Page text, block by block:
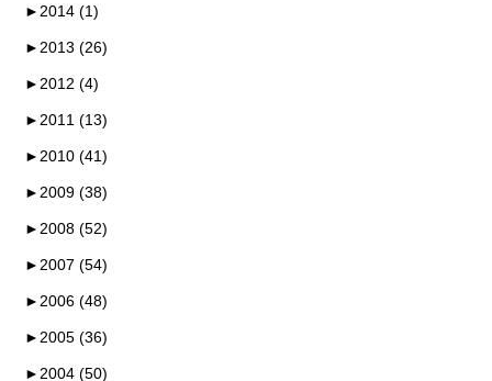
► 2014 (1)
► 2013 (26)
► 2012 (4)
► 2011 (13)
► 2010 (41)
► 2009 (38)
► 2008 (52)
► 2007 (54)
► 2006 (48)
► 2005 (36)
► 2004 (50)